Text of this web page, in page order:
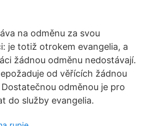
na odměnu za svou
je totiž otrokem evangelia, a
žádnou odměnu nedostávají.
od věřících žádnou
odměnou je pro
do služby evangelia.